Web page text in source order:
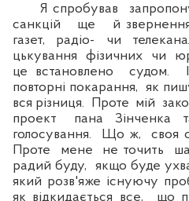
Я спробував
санкцій ще й звернення
газет, радіо- чи
цькування фізичних чи
це встановлено судом.
повторні покарання, як
вся різниця. Проте мій
проект пана Зінченка
голосування. Що ж, своя
Проте мене не точить
радий буду, якщо буде
який розв'яже існуючу
як відкидається все, що